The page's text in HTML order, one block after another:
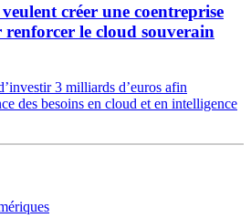
créer une coentreprise
renforcer le cloud souverain
3 milliards d’euros afin
des besoins en cloud et en intelligence